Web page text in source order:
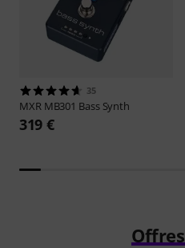
35
MXR MB301 Bass Synth
319 €